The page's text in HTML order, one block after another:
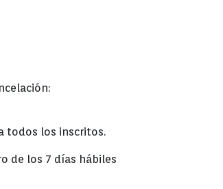
todos los inscritos.
de los 7 días hábiles